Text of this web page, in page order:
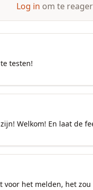
Log in om te
testen!
Welkom! En laat de
voor het melden, het